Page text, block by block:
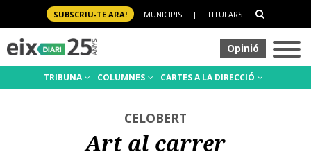
SUBSCRIU-TE ARA! MUNICIPIS | TITULARS
Opinió
TRIBUNA COLUMNES CARTES A LA DIRECCIÓ
CELOBERT
Art al carrer